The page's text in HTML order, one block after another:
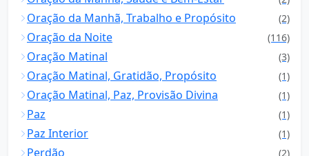
Oração da Manhã, Trabalho e Propósito (2)
Oração da Noite (116)
Oração Matinal (3)
Oração Matinal, Gratidão, Propósito (1)
Oração Matinal, Paz, Provisão Divina (1)
Paz (1)
Paz Interior (1)
Perdão (2)